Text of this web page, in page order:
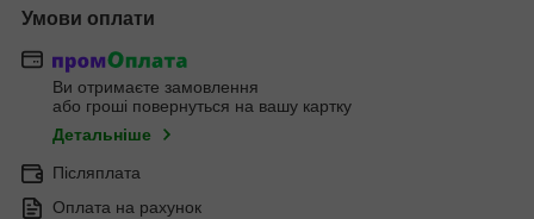
Умови оплати
Ви отримаєте замовлення
або гроші повернуться на вашу картку
Детальніше
Післяплата
Оплата на рахунок